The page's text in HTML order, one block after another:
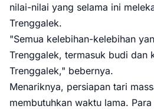
nilai-nilai yang selama ini
Trenggalek.
"Semua kelebihan-kelebihan
Trenggalek, termasuk budi dan
Trenggalek," bebernya.
Menariknya, persiapan tari
membutuhkan waktu lama.